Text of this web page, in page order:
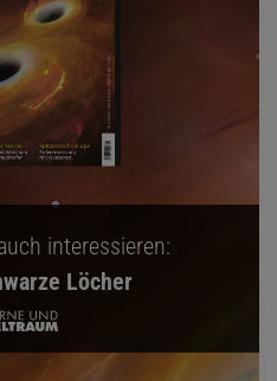
interessieren:
Löcher